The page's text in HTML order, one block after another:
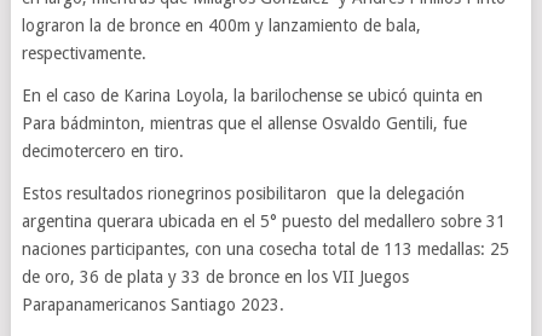
lograron la de bronce en 400m y lanzamiento de bala,
respectivamente.
En el caso de Karina Loyola, la barilochense se ubicó quinta en
Para bádminton, mientras que el allense Osvaldo Gentili, fue
decimotercero en tiro.
Estos resultados rionegrinos posibilitaron que la delegación
argentina querara ubicada en el 5° puesto del medallero sobre 31
naciones participantes, con una cosecha total de 113 medallas: 25
de oro, 36 de plata y 33 de bronce en los VII Juegos
Parapanamericanos Santiago 2023.